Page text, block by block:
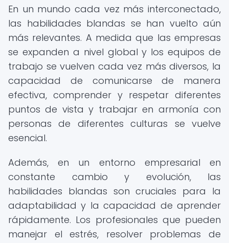
En un mundo cada vez más interconectado,
las habilidades blandas se han vuelto aún
más relevantes. A medida que las empresas
se expanden a nivel global y los equipos de
trabajo se vuelven cada vez más diversos, la
capacidad de comunicarse de manera
efectiva, comprender y respetar diferentes
puntos de vista y trabajar en armonía con
personas de diferentes culturas se vuelve
esencial.
Además, en un entorno empresarial en
constante cambio y evolución, las
habilidades blandas son cruciales para la
adaptabilidad y la capacidad de aprender
rápidamente. Los profesionales que pueden
manejar el estrés, resolver problemas de